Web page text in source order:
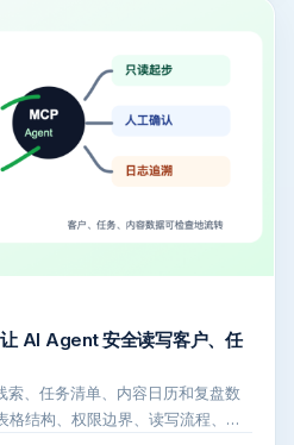
AI Agent 安全读写客户、任
索、任务清单、内容日历和复盘数
结构、权限边界、读写流程、人